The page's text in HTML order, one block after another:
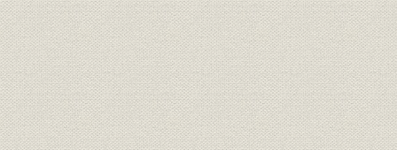
社歌を制定し、士気も高まる
第2節 防衛力強化と航空機器事業の拡大
第三次防衛力整備計画と航空機器部門の拡充
大型プロペラの生産